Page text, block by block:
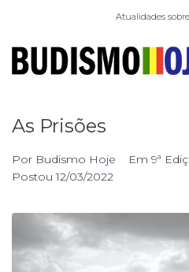
Atualidades
As Prisões
Por Budismo Hoje Em 9ª
Postou12/03/2022